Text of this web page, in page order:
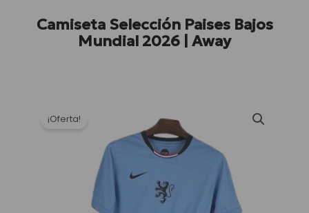
Camiseta Selección Paises Bajos
Mundial 2026 | Away
¡Oferta!